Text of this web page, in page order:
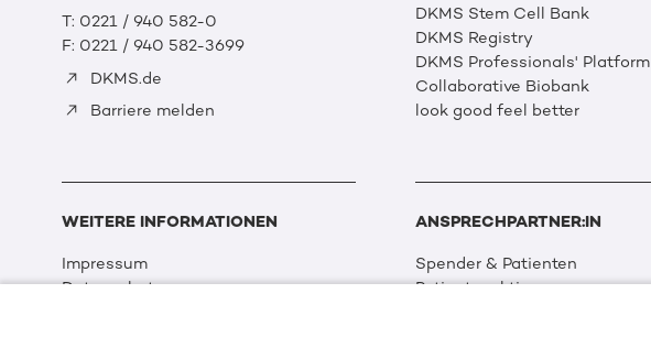
T: 0221 / 940 582-0
F: 0221 / 940 582-3699
DKMS.de
Barriere melden
DKMS Stem Cell Bank
DKMS Registry
DKMS Professionals' Platform
Collaborative Biobank
look good feel better
WEITERE INFORMATIONEN
Impressum
Datenschutz
ANSPRECHPARTNER:IN
Spender & Patienten
Patientenaktionen